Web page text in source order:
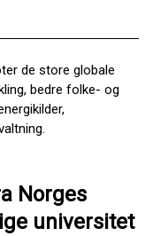
de store globale
bedre folke- og
Norges
universitet